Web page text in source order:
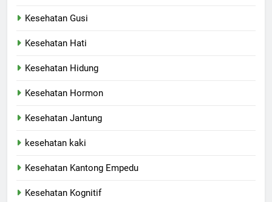
Kesehatan Gusi
Kesehatan Hati
Kesehatan Hidung
Kesehatan Hormon
Kesehatan Jantung
kesehatan kaki
Kesehatan Kantong Empedu
Kesehatan Kognitif